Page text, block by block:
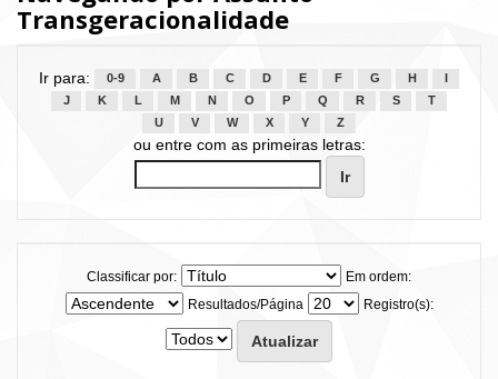
Transgeracionalidade
Ir para: 0-9 A B C D E F G H
J
K L M N O P Q R S
T
U
V W X Y Z
ou entre com as primeiras letras:
Classificar por:
Em ordem:
Resultados/Página
Registro(s):